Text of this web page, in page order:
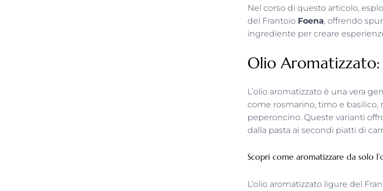
Nel corso di questo articolo,
del Frantoio Foena, offrendo
ingrediente per creare
Olio Aromatizzato:
L’olio aromatizzato è una vera
come rosmarino, timo e
peperoncino. Queste varianti
dalla pasta ai secondi piatti di
Scopri come aromatizzare da solo
L’olio aromatizzato ligure del